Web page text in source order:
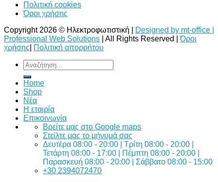
Πολιτική cookies
Όροι χρήσης
Copyright 2026 © Ηλεκτροφωτιστική |
Designed by mt-office |
Professional Web Solutions | All Rights Reserved |Όροι
χρήσης
Πολιτική απορρήτου
Αναζήτηση
για:
Home
Shop
Νέα
Η εταιρία
Επικοινωνία
Bρείτε μας στο Google maps
Στείλτε μας το μήνυμά σας
Δευτέρα 08:00 - 20:00 | Τρίτη 08:00 - 20:00 |
Τετάρτη 08:00 - 17:00 | Πέμπτη 08:00 - 20:00 |
Παρασκευή 08:00 - 20:00 | Σάββατο 08:00 - 15:00
+30 2394072470